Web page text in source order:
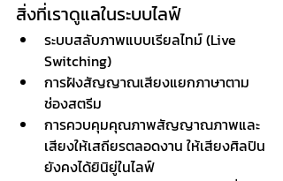
สิ่งที่เราดูแลในระบบไลฟ์
ระบบสลับภาพแบบเรียลไทม์ (Live
Switching)
การฝังสัญญาณเสียงแยกภาษาตาม
ช่องสตรีม
การควบคุมคุณภาพสัญญาณภาพและ
เสียงให้เสถียรตลอดงาน ให้เสียงศิลปิน
ยังคงได้ยินิยู่ในไลฟ์